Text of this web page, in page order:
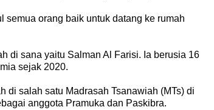
semua orang baik untuk datang ke rumah
di sana yaitu Salman Al Farisi. Ia berusia 16
sejak 2020.
di salah satu Madrasah Tsanawiah (MTs) di
anggota Pramuka dan Paskibra.